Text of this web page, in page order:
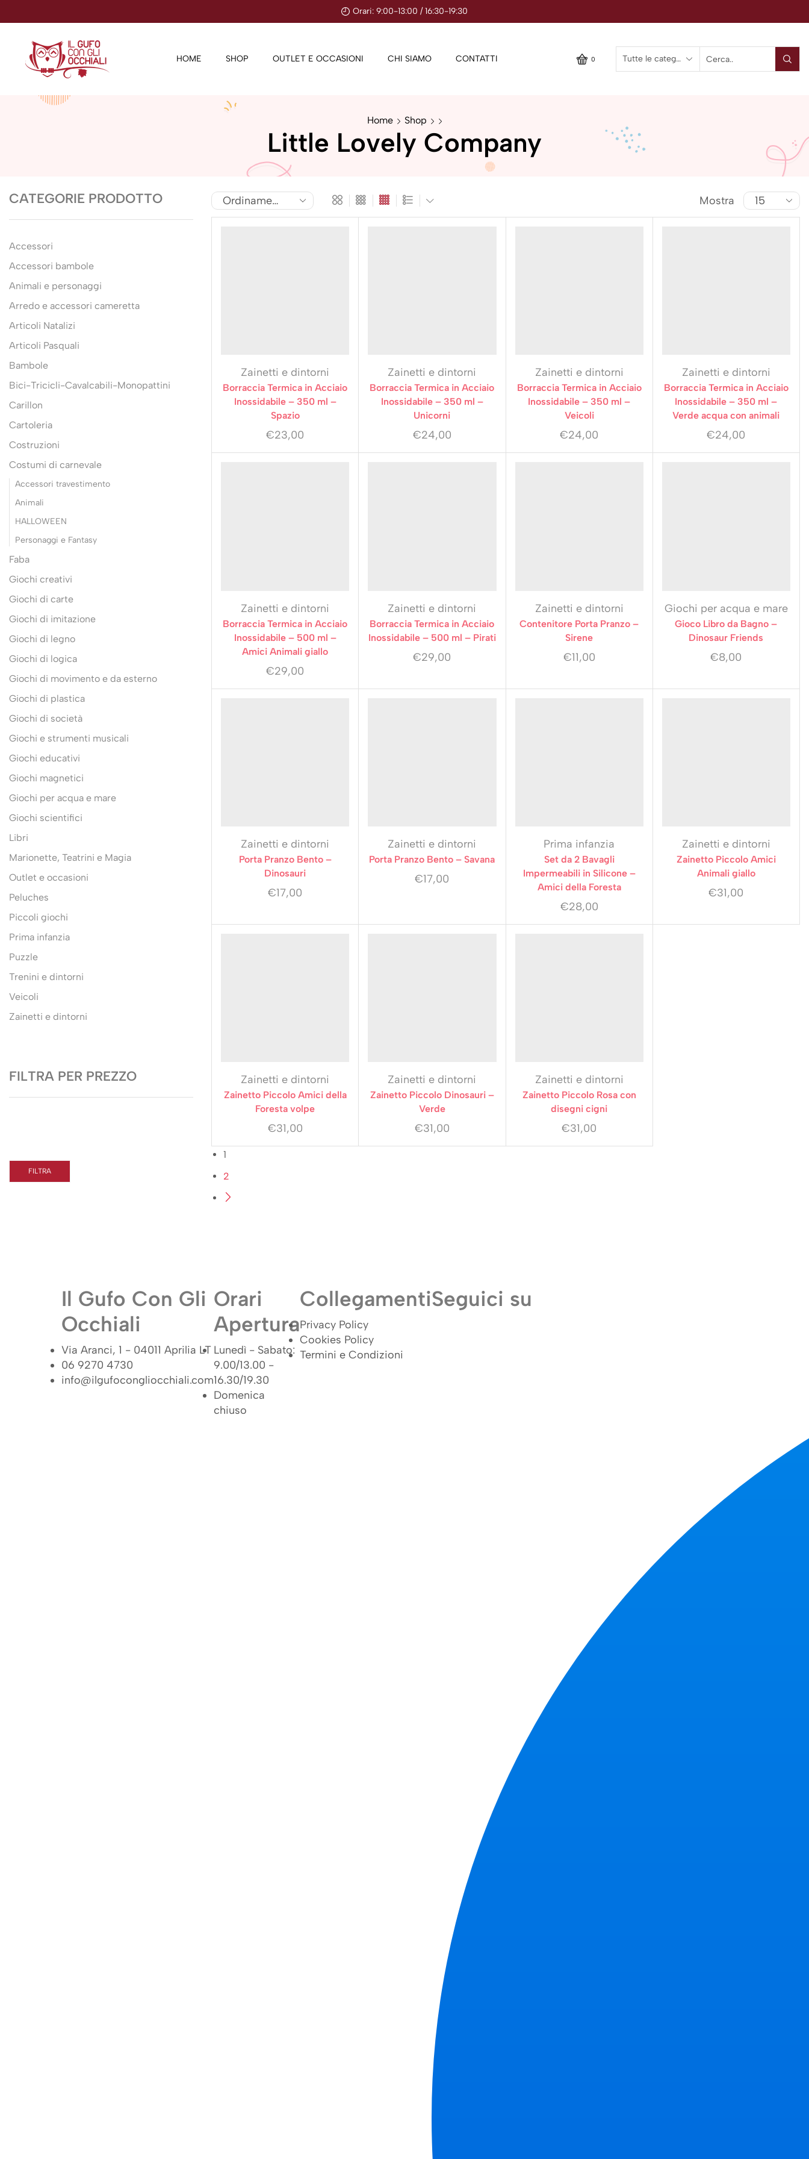
Orari: 9:00-13:00 / 16:30-19:30
HOME SHOP OUTLET E OCCASIONI CHI SIAMO CONTATTI 0
Home Shop
Little Lovely Company
Mostra
Zainetti e dintorni
Borraccia Termica in Acciaio
Inossidabile – 350 ml –
Spazio
€23,00
Zainetti e dintorni
Borraccia Termica in Acciaio
Inossidabile – 350 ml –
Unicorni
€24,00
Zainetti e dintorni
Borraccia Termica in Acciaio
Inossidabile – 350 ml –
Veicoli
€24,00
Zainetti e dintorni
Borraccia Termica in Acciaio
Inossidabile – 350 ml –
Verde acqua con animali
€24,00
Zainetti e dintorni
Borraccia Termica in Acciaio
Inossidabile – 500 ml –
Amici Animali giallo
€29,00
Zainetti e dintorni
Borraccia Termica in Acciaio
Inossidabile – 500 ml – Pirati
€29,00
Zainetti e dintorni
Contenitore Porta Pranzo –
Sirene
€11,00
Giochi per acqua e mare
Gioco Libro da Bagno –
Dinosaur Friends
€8,00
Zainetti e dintorni
Porta Pranzo Bento –
Dinosauri
€17,00
Zainetti e dintorni
Porta Pranzo Bento – Savana
€17,00
Prima infanzia
Set da 2 Bavagli
Impermeabili in Silicone –
Amici della Foresta
€28,00
Zainetti e dintorni
Zainetto Piccolo Amici
Animali giallo
€31,00
Zainetti e dintorni
Zainetto Piccolo Amici della
Foresta volpe
€31,00
Zainetti e dintorni
Zainetto Piccolo Dinosauri –
Verde
€31,00
Zainetti e dintorni
Zainetto Piccolo Rosa con
disegni cigni
€31,00
1
2
CATEGORIE PRODOTTO
Accessori
Accessori bambole
Animali e personaggi
Arredo e accessori cameretta
Articoli Natalizi
Articoli Pasquali
Bambole
Bici-Tricicli-Cavalcabili-Monopattini
Carillon
Cartoleria
Costruzioni
Costumi di carnevale
Accessori travestimento
Animali
HALLOWEEN
Personaggi e Fantasy
Faba
Giochi creativi
Giochi di carte
Giochi di imitazione
Giochi di legno
Giochi di logica
Giochi di movimento e da esterno
Giochi di plastica
Giochi di società
Giochi e strumenti musicali
Giochi educativi
Giochi magnetici
Giochi per acqua e mare
Giochi scientifici
Libri
Marionette, Teatrini e Magia
Outlet e occasioni
Peluches
Piccoli giochi
Prima infanzia
Puzzle
Trenini e dintorni
Veicoli
Zainetti e dintorni
FILTRA PER PREZZO
FILTRA
Il Gufo Con Gli
Occhiali
Via Aranci, 1 - 04011 Aprilia LT
06 9270 4730
info@ilgufocongliocchiali.com
Orari
Apertura
Lunedì - Sabato:
9.00/13.00 -
16.30/19.30
Domenica
chiuso
Collegamenti
Privacy Policy
Cookies Policy
Termini e Condizioni
Seguici su